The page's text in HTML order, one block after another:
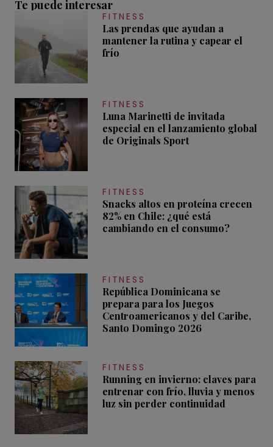
Te puede interesar
FITNESS
Las prendas que ayudan a
mantener la rutina y capear el
frío
FITNESS
Luna Marinetti de invitada
especial en el lanzamiento global
de Originals Sport
FITNESS
Snacks altos en proteína crecen
82% en Chile: ¿qué está
cambiando en el consumo?
FITNESS
República Dominicana se
prepara para los Juegos
Centroamericanos y del Caribe,
Santo Domingo 2026
FITNESS
Running en invierno: claves para
entrenar con frío, lluvia y menos
luz sin perder continuidad